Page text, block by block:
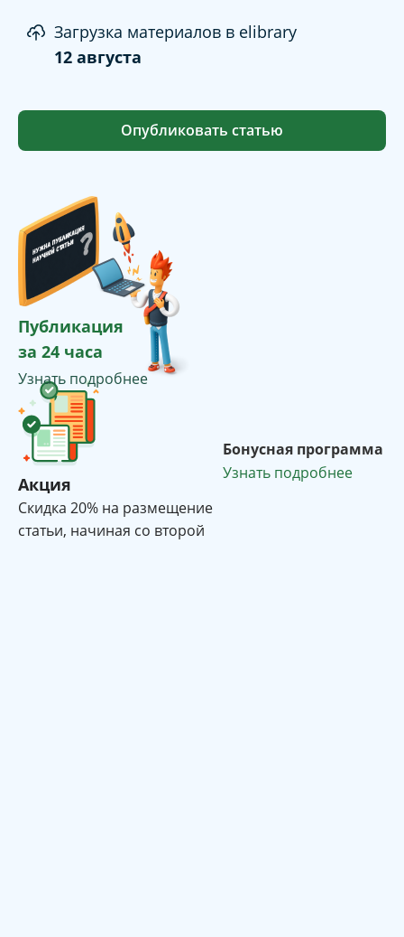
Загрузка материалов в elibrary
12 августа
Опубликовать статью
Публикация
за 24 часа
Узнать подробнее
Акция
Cкидка 20% на размещение
статьи, начиная со второй
Бонусная программа
Узнать подробнее